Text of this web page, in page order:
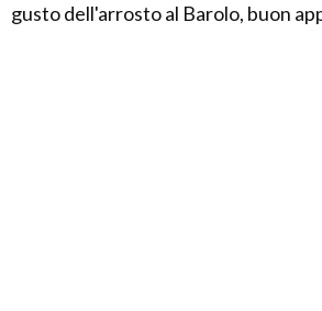
gusto dell'arrosto al Barolo, buon